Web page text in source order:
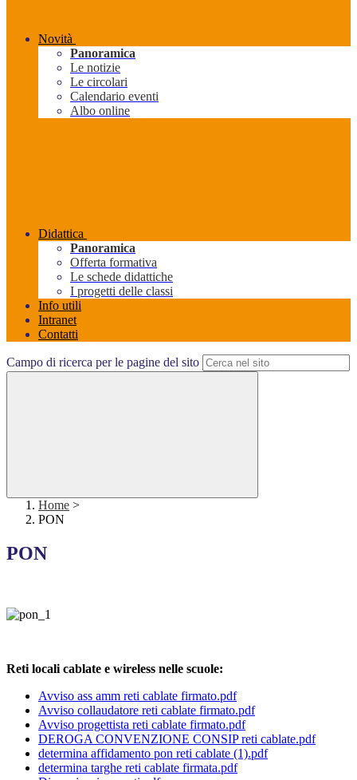
Novità
Panoramica
Le notizie
Le circolari
Calendario eventi
Albo online
Didattica
Panoramica
Offerta formativa
Le schede didattiche
I progetti delle classi
Info utili
Intranet
Contatti
Campo di ricerca per le pagine del sito
Home >
PON
PON
Reti locali cablate e wireless nelle scuole:
Avviso ass amm reti cablate firmato.pdf
Avviso collaudatore reti cablate firmato.pdf
Avviso progettista reti cablate firmato.pdf
DEROGA CONVENZIONE CONSIP reti cablate.pdf
determina affidamento pon reti cablate (1).pdf
determina targhe reti cablate firmata.pdf